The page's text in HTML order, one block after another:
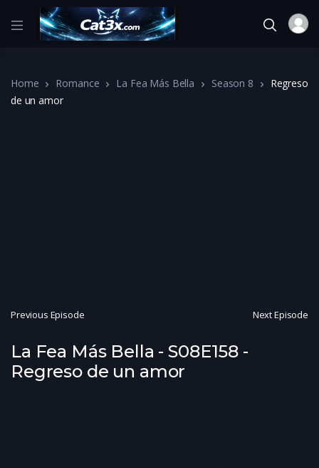
Home Romance La Fea Más Bella Season 8
Regreso
de un amor
Previous Episode Next Episode
La Fea Más Bella - S08E158 -
Regreso de un amor